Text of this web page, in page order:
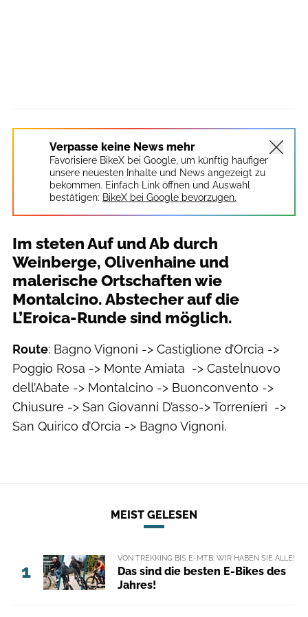
Verpasse keine News mehr
Favorisiere BikeX bei Google, um künftig häufiger
unsere neuesten Inhalte und News angezeigt zu
bekommen. Einfach Link öffnen und Auswahl
bestätigen: BikeX bei Google bevorzugen.
Im steten Auf und Ab durch
Weinberge, Olivenhaine und
malerische Ortschaften wie
Montalcino. Abstecher auf die
L’Eroica-Runde sind möglich.
Route: Bagno Vignoni -> Castiglione d’Orcia ->
Poggio Rosa -> Monte Ami­ata -> Castelnuovo
dell’Abate -> Montalcino -> Buonconvento ->
Chiusure -> San Giovanni D’asso-> Torrenieri ->
San Quirico d’Orcia -> Bagno Vignoni.
MEIST GELESEN
1
VON TREKKING BIS E-MTB: WIR HABEN SIE ALLE!
Das sind die besten E-Bikes des
Jahres!